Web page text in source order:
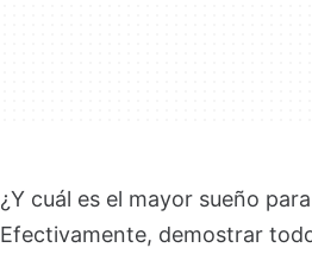
¿Y cuál es el mayor sueño
Efectivamente, demostrar